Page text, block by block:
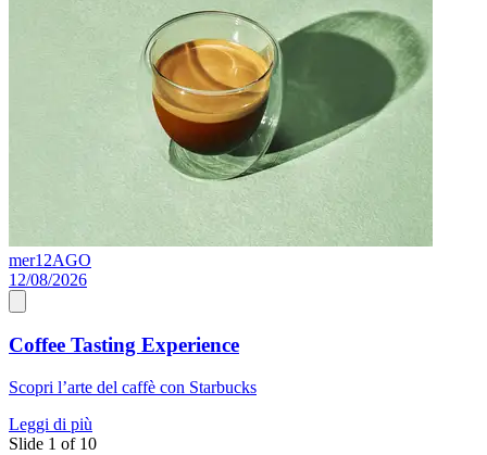
mer12AGO
12/08/2026
Coffee Tasting Experience
Scopri l’arte del caffè con Starbucks
Leggi di più
Slide 1 of 10